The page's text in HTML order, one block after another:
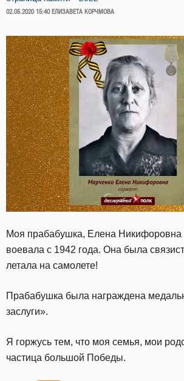
ОПУБЛИКОВАНО
02.05.2020 15:40 ЕЛИЗАВЕТА КОРЧМОВА
Моя прабабушка, Елена Никифоровна
воевала с 1942 года. Она была
летала на самолете!
Прабабушка была награждена
заслуги».
Я горжусь тем, что моя семья, мои
частица большой Победы.